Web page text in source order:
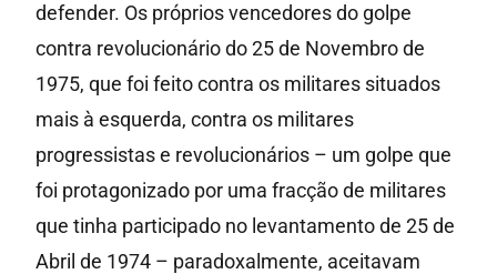
defender. Os próprios vencedores do golpe
contra revolucionário do 25 de Novembro de
1975, que foi feito contra os militares situados
mais à esquerda, contra os militares
progressistas e revolucionários – um golpe que
foi protagonizado por uma fracção de militares
que tinha participado no levantamento de 25 de
Abril de 1974 – paradoxalmente, aceitavam